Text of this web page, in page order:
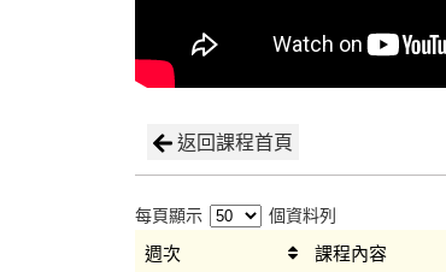
返回課程首頁
每頁顯示 個資料列
週次 課程內容